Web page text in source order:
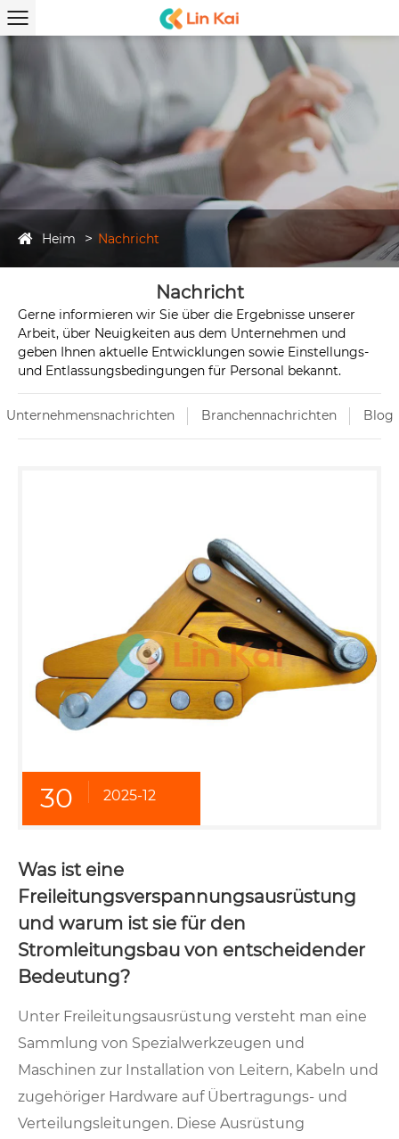
Heim Nachricht
Nachricht
Gerne informieren wir Sie über die Ergebnisse unserer
Arbeit, über Neuigkeiten aus dem Unternehmen und
geben Ihnen aktuelle Entwicklungen sowie Einstellungs-
und Entlassungsbedingungen für Personal bekannt.
Unternehmensnachrichten Branchennachrichten Blog
30 2025-12
Was ist eine
Freileitungsverspannungsausrüstung
und warum ist sie für den
Stromleitungsbau von entscheidender
Bedeutung?
Unter Freileitungsausrüstung versteht man eine
Sammlung von Spezialwerkzeugen und
Maschinen zur Installation von Leitern, Kabeln und
zugehöriger Hardware auf Übertragungs- und
Verteilungsleitungen. Diese Ausrüstung